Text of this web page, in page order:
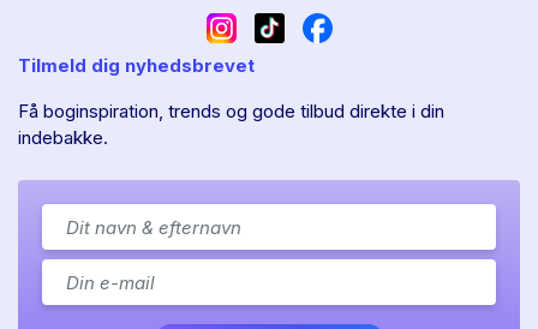
Tilmeld dig nyhedsbrevet
Få boginspiration, trends og gode tilbud direkte i din
indebakke.